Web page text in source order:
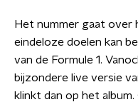
Het nummer gaat over
eindeloze doelen kan
van de Formule 1.
bijzondere live versie
klinkt dan op het